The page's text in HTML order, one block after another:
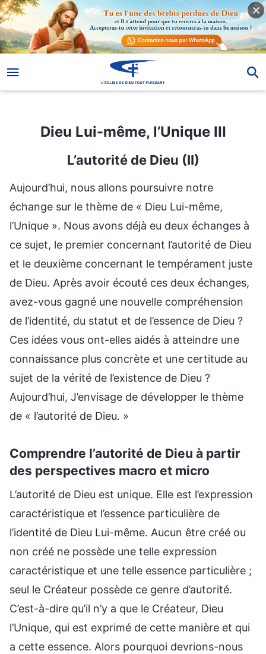
Dieu Lui-même, l’Unique III
Dieu Lui-même, l’Unique III
L’autorité de Dieu (II)
Aujourd’hui, nous allons poursuivre notre
échange sur le thème de « Dieu Lui-même,
l’Unique ». Nous avons déjà eu deux échanges à
ce sujet, le premier concernant l’autorité de Dieu
et le deuxième concernant le tempérament juste
de Dieu. Après avoir écouté ces deux échanges,
avez-vous gagné une nouvelle compréhension
de l’identité, du statut et de l’essence de Dieu ?
Ces idées vous ont-elles aidés à atteindre une
connaissance plus concrète et une certitude au
sujet de la vérité de l’existence de Dieu ?
Aujourd’hui, J’envisage de développer le thème
de « l’autorité de Dieu. »
Comprendre l’autorité de Dieu à partir
des perspectives macro et micro
L’autorité de Dieu est unique. Elle est l’expression
caractéristique et l’essence particulière de
l’identité de Dieu Lui-même. Aucun être créé ou
non créé ne possède une telle expression
caractéristique et une telle essence particulière ;
seul le Créateur possède ce genre d’autorité.
C’est-à-dire qu’il n’y a que le Créateur, Dieu
l’Unique, qui est exprimé de cette manière et qui
a cette essence. Alors pourquoi devrions-nous